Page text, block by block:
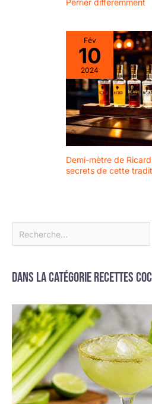
Perrier différemment
Fév
10
2024
Demi-mètre de
secrets de cette
Dans la catégorie Recettes